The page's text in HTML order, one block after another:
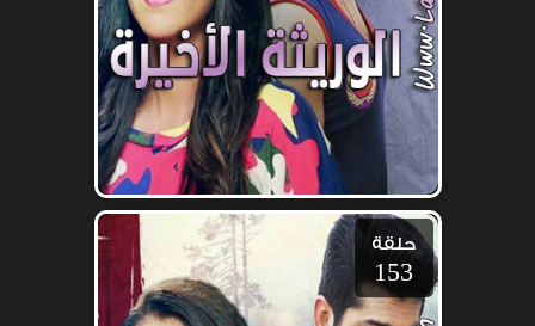
حلقة
153